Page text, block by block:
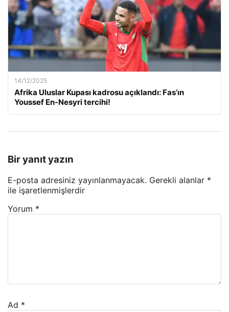
14/12/2025
Afrika Uluslar Kupası kadrosu açıklandı: Fas’ın
Youssef En-Nesyri tercihi!
Bir yanıt yazın
E-posta adresiniz yayınlanmayacak. Gerekli alanlar *
ile işaretlenmişlerdir
Yorum *
Ad *